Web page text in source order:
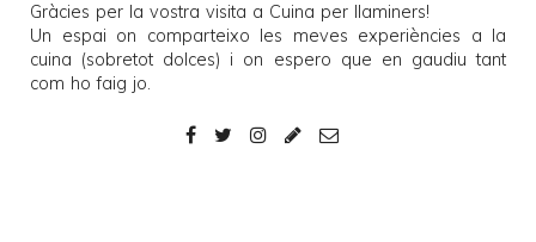
Gràcies per la vostra visita a Cuina per llaminers!
Un espai on comparteixo les meves experiències a la
cuina (sobretot dolces) i on espero que en gaudiu tant
com ho faig jo.